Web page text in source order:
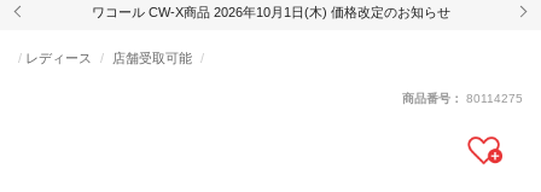
ワコール CW-X商品 2026年10月1日(木) 価格改定のお知らせ
レディース 店舗受取可能
商品番号： 80114275